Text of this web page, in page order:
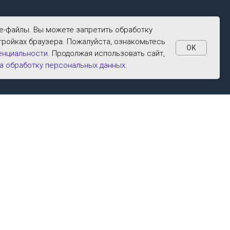
файлы. Вы можете запретить обработку
браузера. Пожалуйста, ознакомьтесь
. Продолжая использовать сайт,
обработку персональных данных.
OK